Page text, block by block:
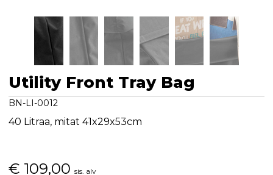
Utility Front Tray Bag
BN-LI-0012
40 Litraa, mitat 41x29x53cm
€ 109,00 sis. alv